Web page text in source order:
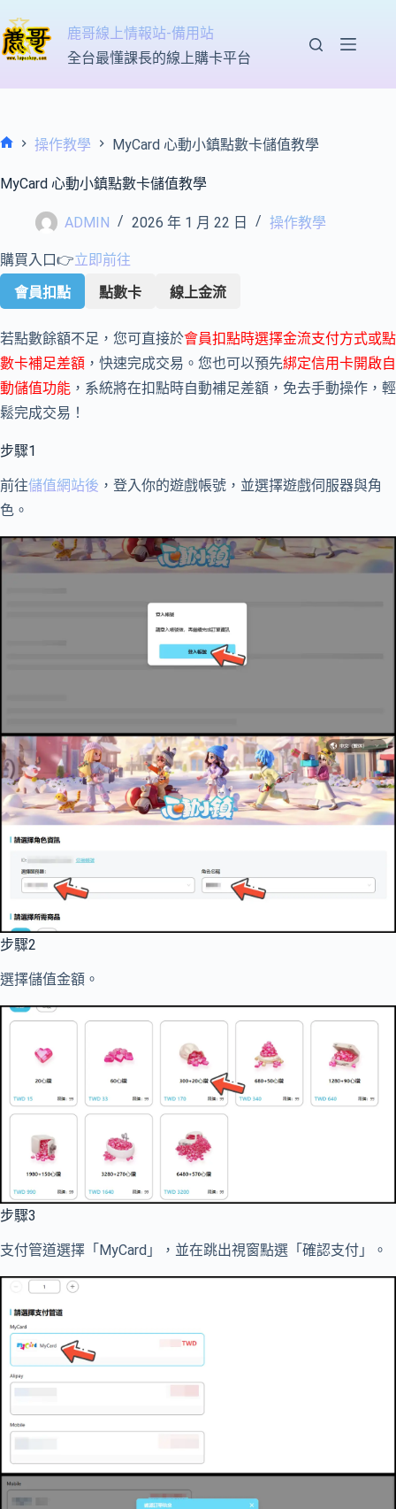
至
主
鹿哥線上情報站-備用站
全台最懂課長的線上購卡平台
頁
操作教學 MyCard 心動小鎮點數卡儲值教學
MyCard 心動小鎮點數卡儲值教學
ADMIN 2026 年 1 月 22 日 操作教學
購買入口👉立即前往
會員扣點
點數卡 線上金流
若點數餘額不足，您可直接於會員扣點時選擇金流支付方式或點
數卡補足差額 ，快速完成交易。您也可以預先綁定信用卡開啟自
動儲值功能 ，系統將在扣點時自動補足差額，免去手動操作，輕
鬆完成交易！
步驟1
前往儲值網站後 ，登入你的遊戲帳號，並選擇遊戲伺服器與角
色。
步驟2
選擇儲值金額。
步驟3
支付管道選擇「MyCard」，並在跳出視窗點選「確認支付」。